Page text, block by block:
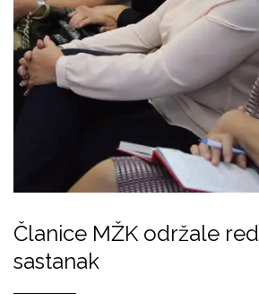
Članice MŽK održale
sastanak